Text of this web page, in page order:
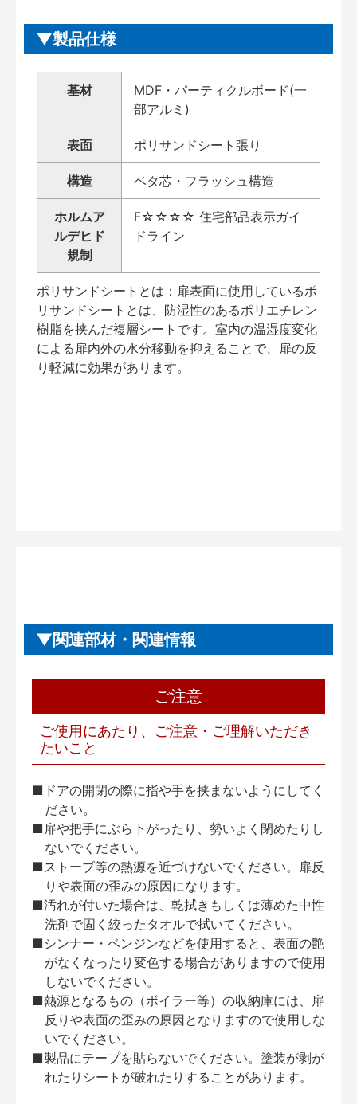
製品仕様
基材
MDF・パーティクルボード(一
部アルミ)
表面 ポリサンドシート張り
構造 ベタ芯・フラッシュ構造
ホルムア
ルデヒド
規制
F☆☆☆☆ 住宅部品表示ガイ
ドライン
ポリサンドシートとは：扉表面に使用しているポ
リサンドシートとは、防湿性のあるポリエチレン
樹脂を挟んだ複層シートです。室内の温湿度変化
による扉内外の水分移動を抑えることで、扉の反
り軽減に効果があります。
関連部材・関連情報
ご注意
ご使用にあたり、ご注意・ご理解いただき
たいこと
■ドアの開閉の際に指や手を挟まないようにしてく
ださい。
■扉や把手にぶら下がったり、勢いよく閉めたりし
ないでください。
■ストーブ等の熱源を近づけないでください。扉反
りや表面の歪みの原因になります。
■汚れが付いた場合は、乾拭きもしくは薄めた中性
洗剤で固く絞ったタオルで拭いてください。
■シンナー・ベンジンなどを使用すると、表面の艶
がなくなったり変色する場合がありますので使用
しないでください。
■熱源となるもの（ボイラー等）の収納庫には、扉
反りや表面の歪みの原因となりますので使用しな
いでください。
■製品にテープを貼らないでください。塗装が剥が
れたりシートが破れたりすることがあります。